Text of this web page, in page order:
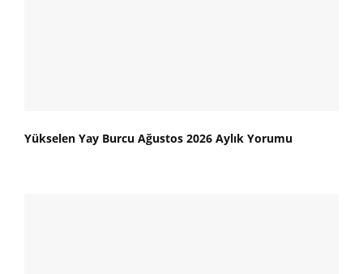
Yükselen Yay Burcu Ağustos 2026 Aylık Yorumu